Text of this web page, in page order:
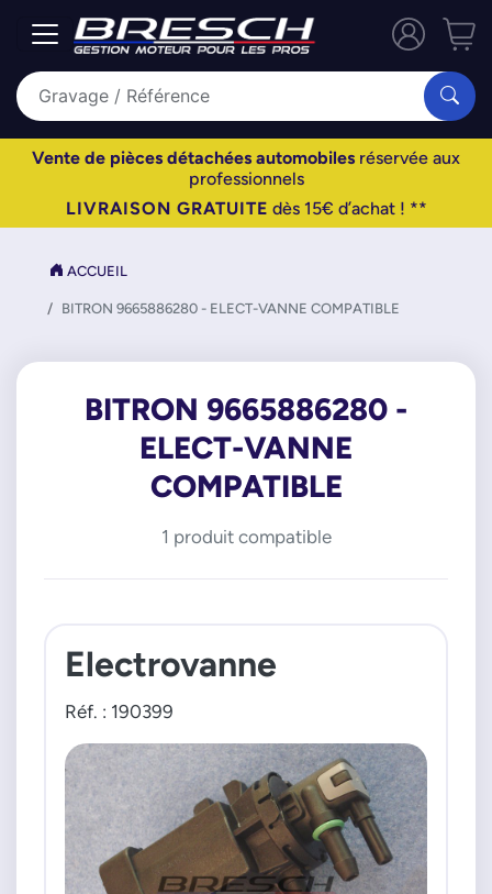
Vente de pièces détachées automobiles réservée aux
professionnels
LIVRAISON GRATUITE dès 15€ d’achat ! **
ACCUEIL
BITRON 9665886280 - ELECT-VANNE COMPATIBLE
BITRON 9665886280 -
ELECT-VANNE
COMPATIBLE
1 produit compatible
Electrovanne
Réf. : 190399